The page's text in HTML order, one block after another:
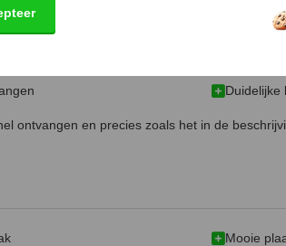
Duidelijke
ontvangen en precies zoals het in de
Mooie